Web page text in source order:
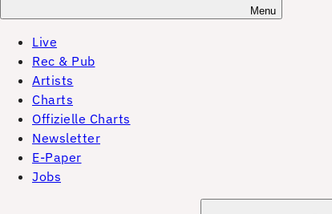
Menu
Live
Rec & Pub
Artists
Charts
Offizielle Charts
Newsletter
E-Paper
Jobs